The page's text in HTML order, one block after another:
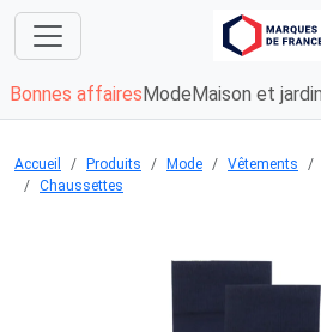
Bonnes affaires Mode Maison et jardin
Accueil Produits Mode Vêtements
Chaussettes